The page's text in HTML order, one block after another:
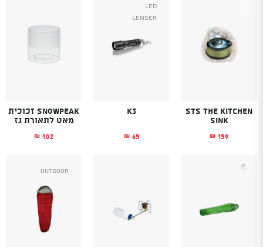
STS The Kitchen
Sink
₪ 159
Led
Lenser
K3
₪ 65
SnowPeak זכוכית
מאט לתאורת גז
₪ 102
Outdoor